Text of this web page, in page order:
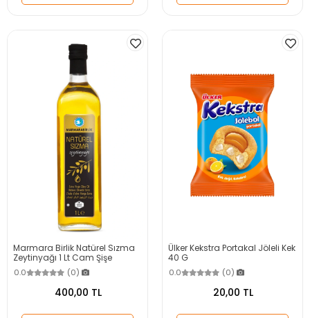
Marmara Birlik Natürel Sızma
Zeytinyağı 1 Lt Cam Şişe
0.0 (0)
400,00 TL
Ülker Kekstra Portakal Jöleli Kek
40 G
0.0 (0)
20,00 TL